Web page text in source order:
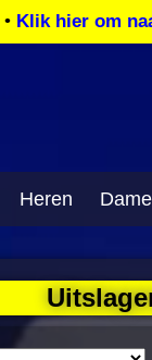
• Klik hier om
Heren